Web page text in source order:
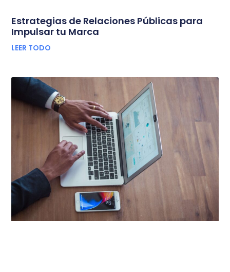
Estrategias de Relaciones Públicas para
Impulsar tu Marca
LEER TODO